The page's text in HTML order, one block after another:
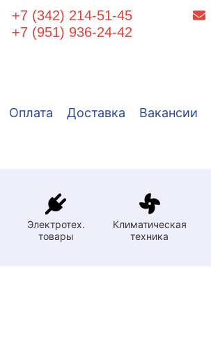
+7 (342) 214-51-45
+7 (951) 936-24-42
Оплата Доставка
Вакансии
Электротех.
товары
Климатическая
техника